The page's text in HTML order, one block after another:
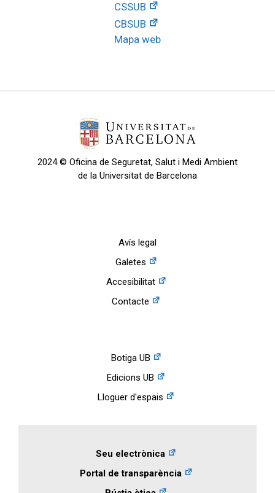
CSSUB
CBSUB
Mapa web
2024 © Oficina de Seguretat, Salut i Medi Ambient
de la Universitat de Barcelona
Avís legal
Galetes
Accesibilitat
Contacte
Botiga UB
Edicions UB
Lloguer d'espais
Seu electrònica
Portal de transparència